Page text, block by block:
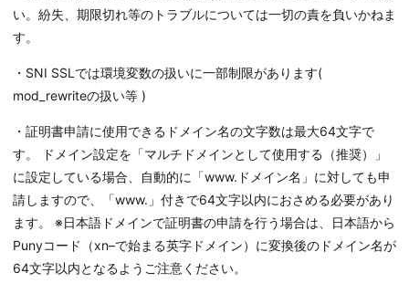
い。紛失、期限切れ等のトラブルについては一切の責を負いかねま
す。
・SNI SSLでは環境変数の扱いに一部制限があります(
mod_rewriteの扱い等 )
・証明書申請に使用できるドメイン名の文字数は最大64文字で
す。 ドメイン設定を「マルチドメインとして使用する（推奨）」
に設定している場合、自動的に「www.ドメイン名」に対しても申
請しますので、「www.」付きで64文字以内におさめる必要があり
ます。 ※日本語ドメインで証明書の申請を行う場合は、日本語から
Punyコード（xn–で始まる英字ドメイン）に変換後のドメイン名が
64文字以内となるようご注意ください。